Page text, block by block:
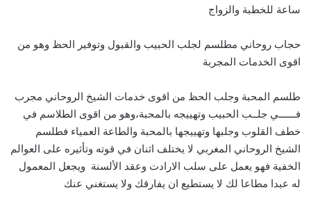
ساعة للخطبة والزواج
حجاب روحاني مطلسم لجلب الحبيب والقبول وتوفير الحظ وهو من
اقوى الخدمات المجربة
طلسم المحبة وجلب الحظ من اقوى خدمات الشيخ الروحاني مجرب
فــــــي جلــب الحبيب وتهييجه بالمحبة،وهو من اقوى الطلاسم في
خطف القلوب وجلبها وتهييجها بالمحبة والطاعة العمياء فطلسم
الشيخ الروحاني المغربي لا يختلف اثنان في قوته وتأثيره على العوالم
الخفية فهو يعمل على سلب الارادت وعقد الألسنة ويجعل المعمول
له عبدا مطاعا لك لا يستطيع ان يفارقك ولا يستغني عنك